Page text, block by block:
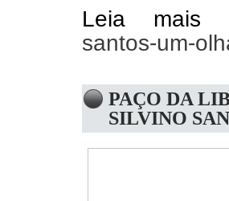
Leia
santos-um-
PAÇO DA
SILVINO